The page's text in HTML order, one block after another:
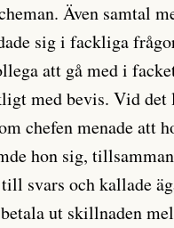
Även samtal
sig i fackliga
att gå med i
med bevis. Vid det
chefen menade att
hon sig,
till svars och kallade
ut skillnaden